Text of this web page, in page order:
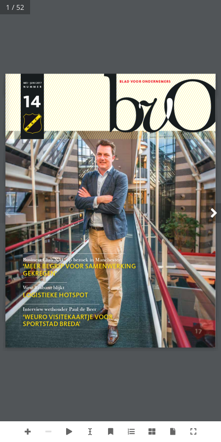
Deze browser kan dit helaas
Business Club NAC op bezoek in Manchester:
‘MEER BEGRIP VOOR SAMENWERKING
GEKREGEN’
West-Brabant blijkt
LOGISTIEKE HOTSPOT
Interview wethouder Paul de Beer
‘WEURO VISITEKAARTJE VOOR
SPORTSTAD BREDA’
BLAD VOOR ONDERNEMERS

NUMMER
MEI  JUNI 
1 / 52